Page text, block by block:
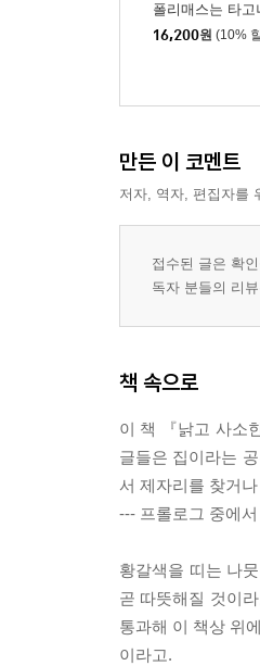
폴리매스는 타고
16,200원 (10%
만든 이 코멘트
저자, 역자, 편집자를
접수된 글은 확
독자 분들의 리
책 속으로
이 책 『낡고 사소
글들은 집이라는
서 제자리를 찾거
--- 프롤로그 중에서
황갈색을 띠는 나
곧 따뜻해질 것이
통과해 이 책상 위
이라고.